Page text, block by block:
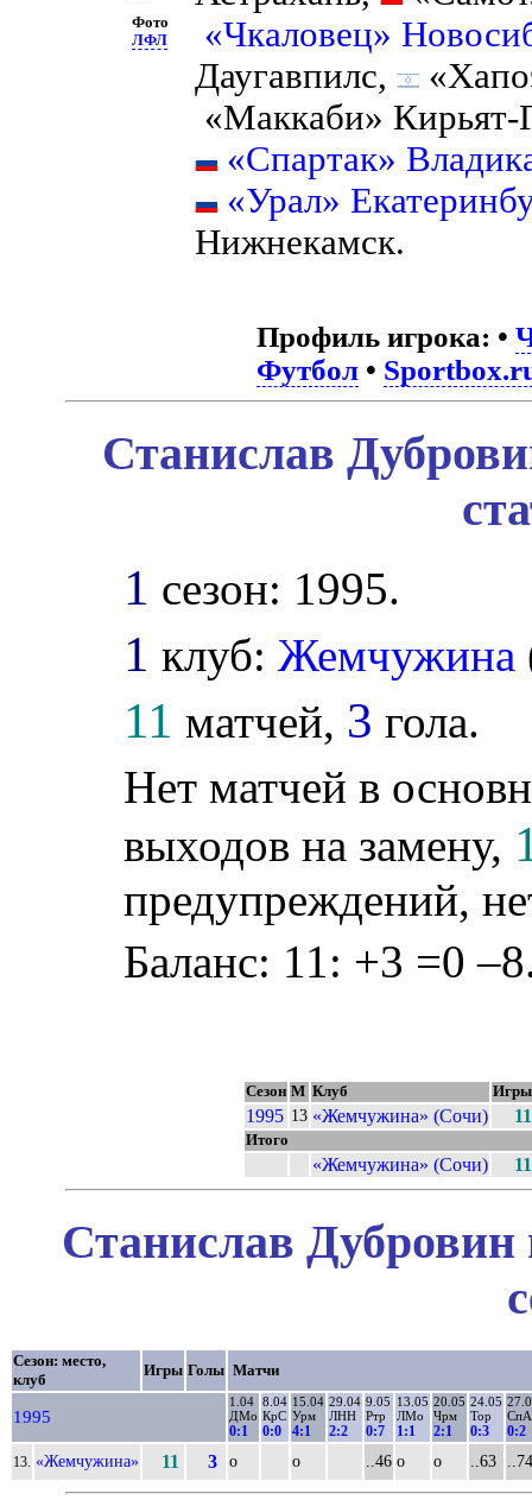
Фото
ЛФЛ
«Чкаловец»
Даугавпилс,
«Маккаби» Кирьят-
«Спартак»
«Урал»
Нижнекамск.
Профиль игрока: •
Футбол•
Станислав
1 сезон: 1995.
1 клуб:Жемчужина
11 матчей, 3 гола.
Нет матчей в
выходов на замену,
предупреждений,
Баланс: 11: +3 =0
Сезон М Клуб Игры
1995 13 «Жемчужина» (Сочи) 11
Итого
«Жемчужина» (Сочи) 11
Станислав Дубровин
Сезон: место,
клуб
Игры Голы Матчи
1995
1.04
ДМо
0:1
8.04
КрС
0:0
15.04
Урм
4:1
29.04
ЛНН
2:2
9.05
Ртр
0:7
13.05
ЛМо
1:1
20.05
Чрм
2:1
24.05
Тор
0:3
СпА
0:2
13. «Жемчужина» 11 3 о о ..46 о о ..63 ..74